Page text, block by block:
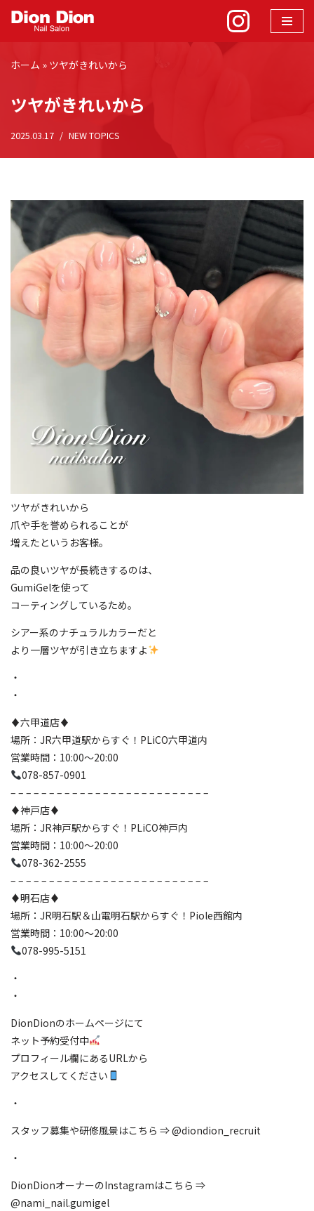
テ
ツ
ス
キ
ホーム » ツヤがきれいから
ツヤがきれいから
2025.03.17 NEW TOPICS
ツヤがきれいから
爪や手を誉められることが
増えたというお客様。
品の良いツヤが長続きするのは、
GumiGelを使って
コーティングしているため。
シアー系のナチュラルカラーだと
より一層ツヤが引き立ちますよ
・
・
♦️六甲道店♦️
場所：JR六甲道駅からすぐ！PLiCO六甲道内
営業時間：10:00〜20:00
078-857-0901
– – – – – – – – – – – – – – – – – – – – – – – – – –
♦️神戸店♦️
場所：JR神戸駅からすぐ！PLiCO神戸内
営業時間：10:00〜20:00
078-362-2555
– – – – – – – – – – – – – – – – – – – – – – – – – –
♦️明石店♦️
場所：JR明石駅＆山電明石駅からすぐ！Piole西館内
営業時間：10:00〜20:00
078-995-5151
・
・
DionDionのホームページにて
ネット予約受付中
プロフィール欄にあるURLから
アクセスしてください
・
スタッフ募集や研修風景はこちら ⇒ @diondion_recruit
・
DionDionオーナーのInstagramはこちら ⇒
@nami_nail.gumigel